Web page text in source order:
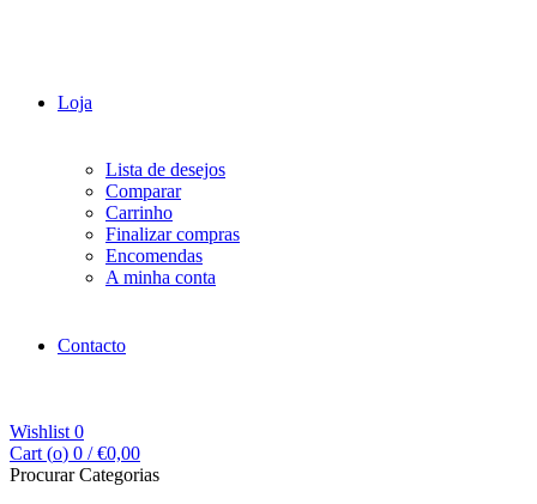
Loja
Lista de desejos
Comparar
Carrinho
Finalizar compras
Encomendas
A minha conta
Contacto
Wishlist 0
Cart (o) 0 / €0,00
Procurar Categorias